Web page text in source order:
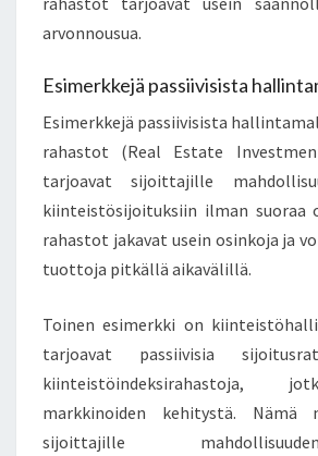
arvonnousua.
Esimerkkejä passiivisista
Esimerkkejä passiivisista
rahastot (Real Estate
tarjoavat sijoittajille
kiinteistösijoituksiin ilman suoraa
rahastot jakavat usein osinkoja ja
tuottoja pitkällä aikavälillä.
Toinen esimerkki on
tarjoavat passiivisia
kiinteistöindeksirahastoja,
markkinoiden kehitystä. Nämä
sijoittajille